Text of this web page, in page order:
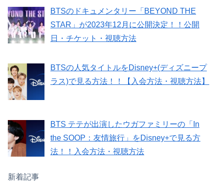
BTSのドキュメンタリー「BEYOND THE
STAR」が2023年12月に公開決定！！公開
日・チケット・視聴方法
BTSの人気タイトルをDisney+(ディズニープ
ラス)で見る方法！！【入会方法・視聴方法】
BTS テテが出演したウガファミリーの「In
the SOOP：友情旅行」をDisney+で見る方
法！！入会方法・視聴方法
新着記事